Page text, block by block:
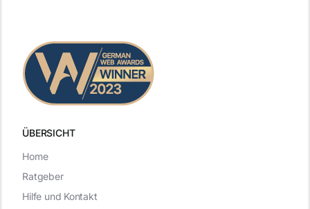
ÜBERSICHT
Home
Ratgeber
Hilfe und Kontakt